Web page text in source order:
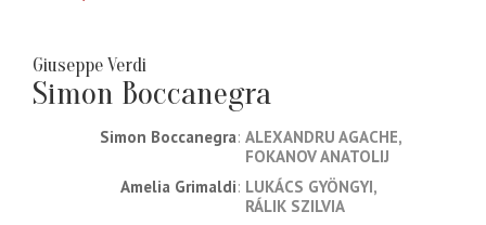
Giuseppe Verdi
Simon Boccanegra
Simon Boccanegra ALEXANDRU AGACHE
FOKANOV ANATOLIJ
Amelia Grimaldi LUKÁCS GYÖNGYI
RÁLIK SZILVIA